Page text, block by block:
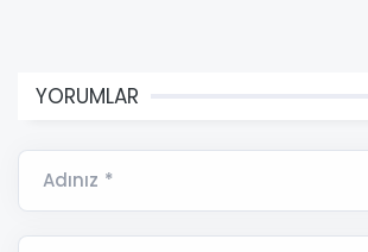
YORUMLAR
Adınız *